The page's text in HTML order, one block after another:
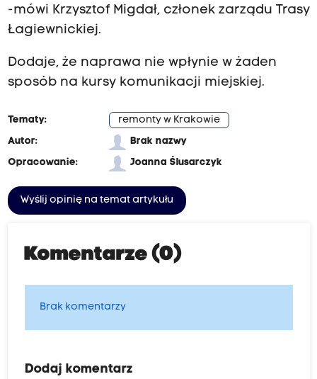
-mówi Krzysztof Migdał, członek zarządu Trasy
Łagiewnickiej.
Dodaje, że naprawa nie wpłynie w żaden
sposób na kursy komunikacji miejskiej.
Tematy:
remonty w Krakowie
Autor:
Brak nazwy
Opracowanie:
Joanna Ślusarczyk
Wyślij opinię na temat artykułu
Komentarze (0)
Brak komentarzy
Dodaj komentarz